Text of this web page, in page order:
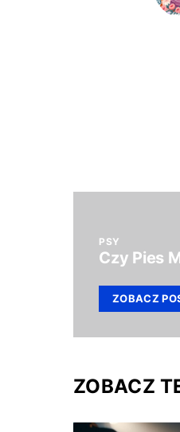
PSY
Czy Pies
ZOBACZ
ZOBACZ